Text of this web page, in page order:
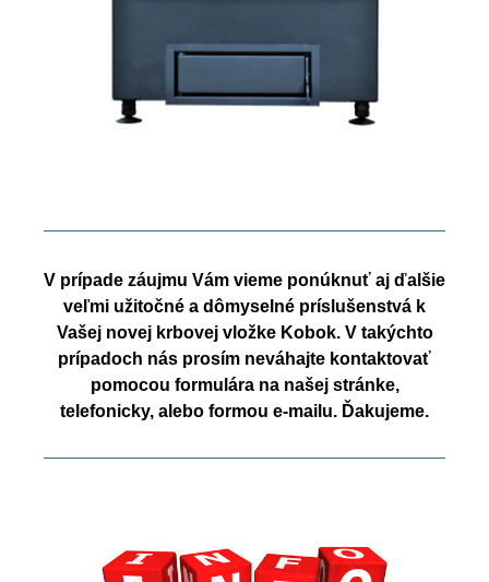
V prípade záujmu Vám vieme ponúknuť aj ďalšie
veľmi užitočné a dômyselné príslušenstvá k
Vašej novej krbovej vložke Kobok. V takýchto
prípadoch nás prosím neváhajte kontaktovať
pomocou formulára na našej stránke,
telefonicky, alebo formou e-mailu. Ďakujeme.